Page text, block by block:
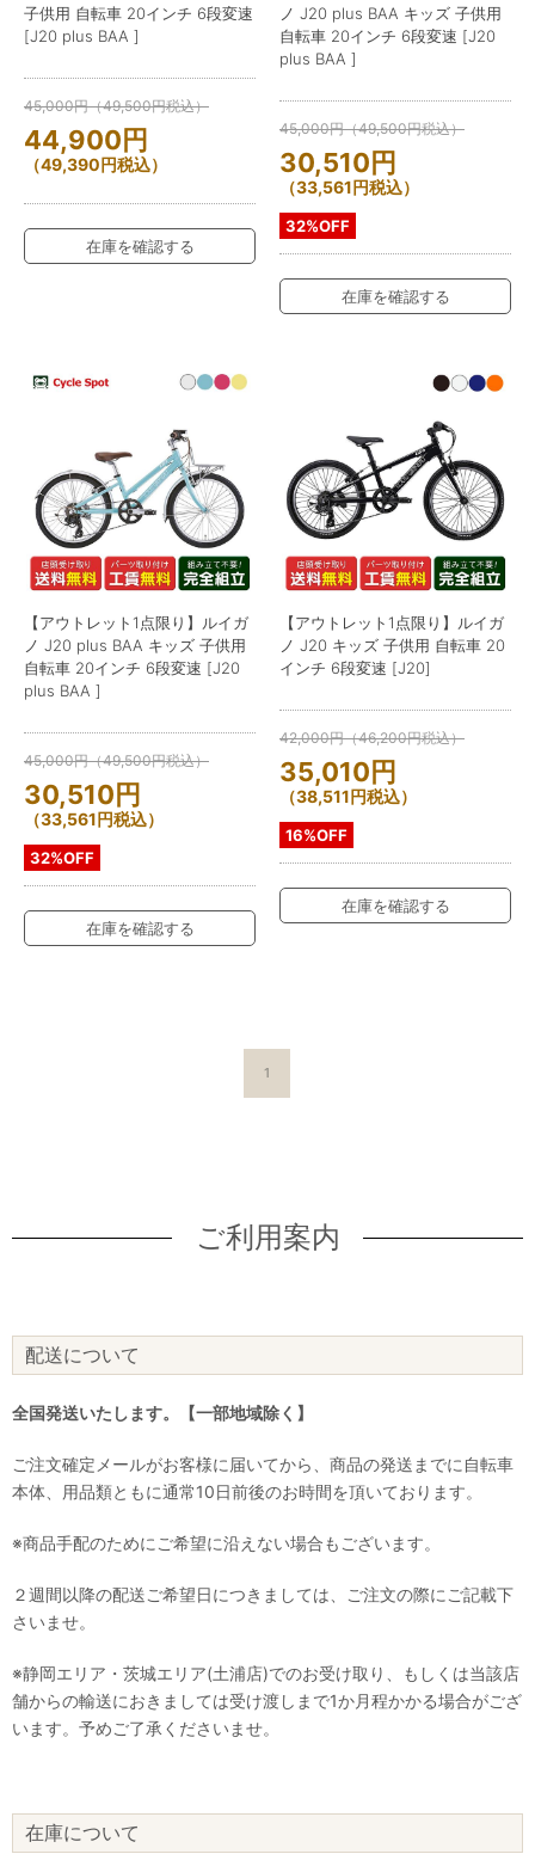
子供用 自転車 20インチ 6段変速
[J20 plus BAA ]
45,000円（49,500円税込）
44,900円
（49,390円税込）
在庫を確認する
ノ J20 plus BAA キッズ 子供用
自転車 20インチ 6段変速 [J20
plus BAA ]
45,000円（49,500円税込）
30,510円
（33,561円税込）
32%OFF
在庫を確認する
【アウトレット1点限り】ルイガ
ノ J20 plus BAA キッズ 子供用
自転車 20インチ 6段変速 [J20
plus BAA ]
45,000円（49,500円税込）
30,510円
（33,561円税込）
32%OFF
在庫を確認する
【アウトレット1点限り】ルイガ
ノ J20 キッズ 子供用 自転車 20
インチ 6段変速 [J20]
42,000円（46,200円税込）
35,010円
（38,511円税込）
16%OFF
在庫を確認する
1
ご利用案内
配送について
全国発送いたします。【一部地域除く】
ご注文確定メールがお客様に届いてから、商品の発送までに自転車
本体、用品類ともに通常10日前後のお時間を頂いております。
※商品手配のためにご希望に沿えない場合もございます。
２週間以降の配送ご希望日につきましては、ご注文の際にご記載下
さいませ。
※静岡エリア・茨城エリア(土浦店)でのお受け取り、もしくは当該店
舗からの輸送におきましては受け渡しまで1か月程かかる場合がござ
います。予めご了承くださいませ。
在庫について